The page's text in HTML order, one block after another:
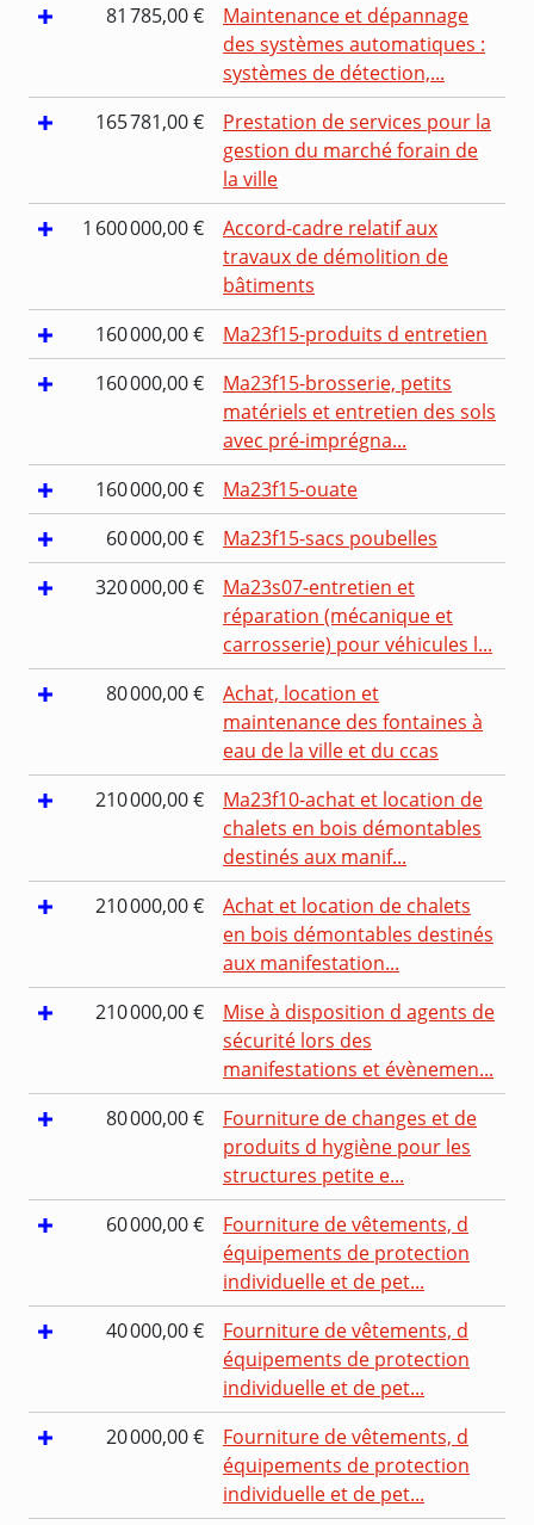
81 785,00 €
Maintenance et dépannage
des systèmes automatiques :
systèmes de détection,...
165 781,00 €
Prestation de services pour la
gestion du marché forain de
la ville
1 600 000,00 €
Accord-cadre relatif aux
travaux de démolition de
bâtiments
160 000,00 €
Ma23f15-produits d entretien
160 000,00 €
Ma23f15-brosserie, petits
matériels et entretien des sols
avec pré-imprégna...
160 000,00 €
Ma23f15-ouate
60 000,00 €
Ma23f15-sacs poubelles
320 000,00 €
Ma23s07-entretien et
réparation (mécanique et
carrosserie) pour véhicules l...
80 000,00 €
Achat, location et
maintenance des fontaines à
eau de la ville et du ccas
210 000,00 €
Ma23f10-achat et location de
chalets en bois démontables
destinés aux manif...
210 000,00 €
Achat et location de chalets
en bois démontables destinés
aux manifestation...
210 000,00 €
Mise à disposition d agents de
sécurité lors des
manifestations et évènemen...
80 000,00 €
Fourniture de changes et de
produits d hygiène pour les
structures petite e...
60 000,00 €
Fourniture de vêtements, d
équipements de protection
individuelle et de pet...
40 000,00 €
Fourniture de vêtements, d
équipements de protection
individuelle et de pet...
20 000,00 €
Fourniture de vêtements, d
équipements de protection
individuelle et de pet...